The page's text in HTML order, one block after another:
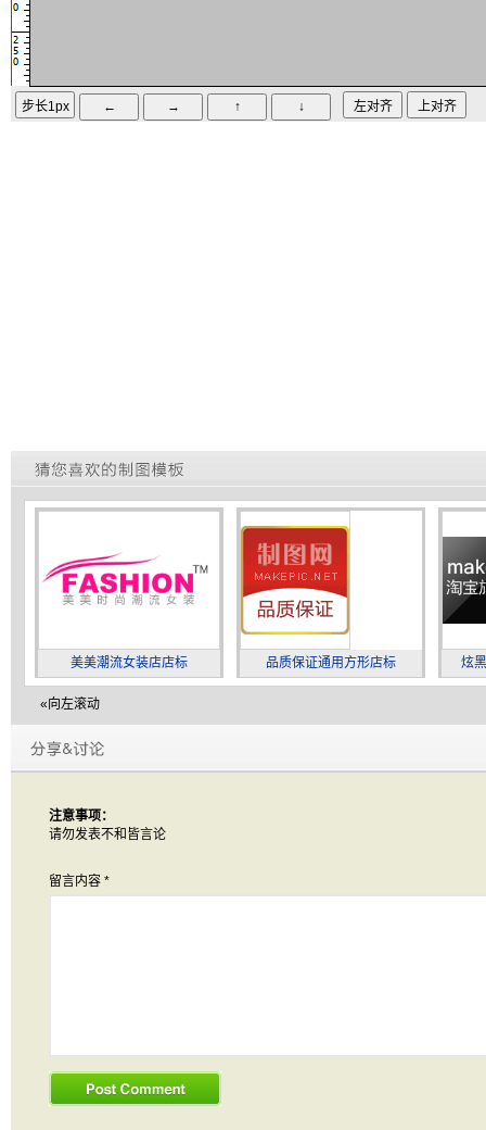
美美潮流女装店店标 品质保证通用方形店标 炫
«向左滚动
注意事项：
请勿发表不和皆言论
留言内容 *